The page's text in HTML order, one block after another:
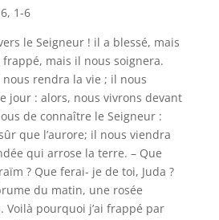
1-6
le Seigneur ! il a blessé, mais
mais il nous soignera.
rendra la vie ; il nous
jour : alors, nous vivrons devant
de connaître le Seigneur :
que l’aurore; il nous viendra
qui arrose la terre. – Que
? Que ferai- je de toi, Juda ?
du matin, une rosée
Voilà pourquoi j’ai frappé par